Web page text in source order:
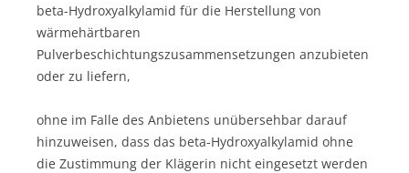
beta-Hydroxyalkylamid für die Herstellung von
wärmehärtbaren
Pulverbeschichtungszusammensetzungen anzubieten
oder zu liefern,
ohne im Falle des Anbietens unübersehbar darauf
hinzuweisen, dass das beta-Hydroxyalkylamid ohne
die Zustimmung der Klägerin nicht eingesetzt werden